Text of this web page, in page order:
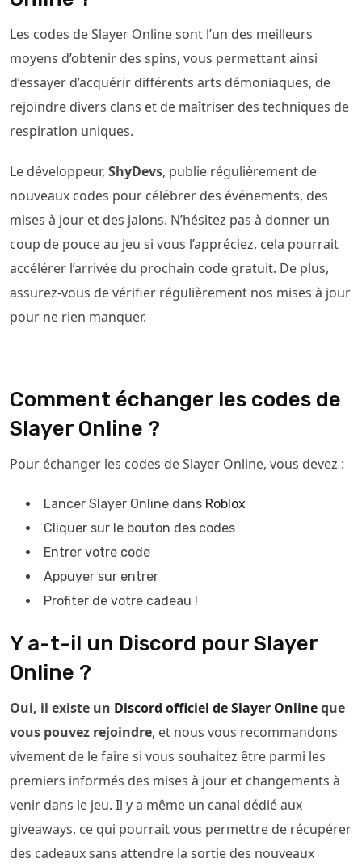
Les codes de Slayer Online sont l’un des meilleurs
moyens d’obtenir des spins, vous permettant ainsi
d’essayer d’acquérir différents arts démoniaques, de
rejoindre divers clans et de maîtriser des techniques de
respiration uniques.
Le développeur, ShyDevs, publie régulièrement de
nouveaux codes pour célébrer des événements, des
mises à jour et des jalons. N’hésitez pas à donner un
coup de pouce au jeu si vous l’appréciez, cela pourrait
accélérer l’arrivée du prochain code gratuit. De plus,
assurez-vous de vérifier régulièrement nos mises à jour
pour ne rien manquer.
Comment échanger les codes de
Slayer Online ?
Pour échanger les codes de Slayer Online, vous devez :
Lancer Slayer Online dans Roblox
Cliquer sur le bouton des codes
Entrer votre code
Appuyer sur entrer
Profiter de votre cadeau !
Y a-t-il un Discord pour Slayer
Online ?
Oui, il existe un Discord officiel de Slayer Onlineque
vous pouvez rejoindre, et nous vous recommandons
vivement de le faire si vous souhaitez être parmi les
premiers informés des mises à jour et changements à
venir dans le jeu. Il y a même un canal dédié aux
giveaways, ce qui pourrait vous permettre de récupérer
des cadeaux sans attendre la sortie des nouveaux